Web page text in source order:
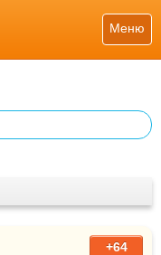
Меню
+64